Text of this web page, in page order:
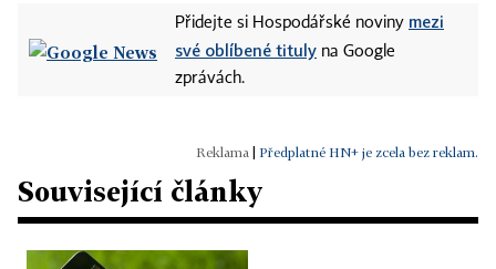
Přidejte si Hospodářské noviny mezi
své oblíbené tituly na Google
zprávách.
Předplatné HN+ je zcela bez reklam.
Související články